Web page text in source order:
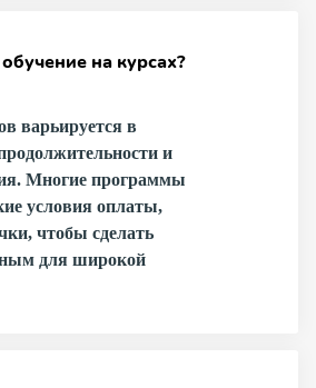
на курсах?
варьируется в
и
Многие программы
условия оплаты,
чтобы сделать
для широкой